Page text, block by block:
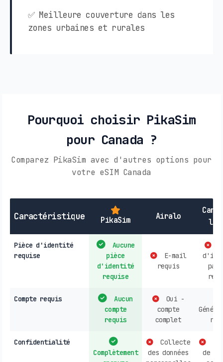
✅ Meilleure couverture dans les
zones urbaines et rurales
Pourquoi choisir PikaSim
pour Canada ?
Comparez PikaSim avec d'autres options pour
votre eSIM Canada
Caractéristique PikaSim Airalo
Pièce d'identité
requise
Aucune
pièce
d'identité
requise
E-mail
requis
Compte requis
Aucun
compte
requis
Oui -
compte
complet
Confidentialité
Complètement
Collecte
des données
de